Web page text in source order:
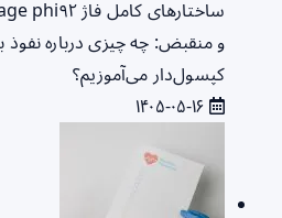
و منقبض: چه چیزی درباره نفوذ
کپسول‌دار می‌آموزیم؟